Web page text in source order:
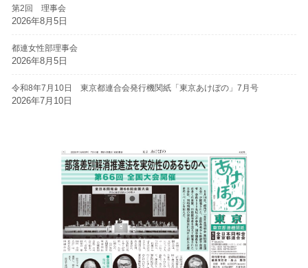
第2回 理事会
2026年8月5日
都連女性部理事会
2026年8月5日
令和8年7月10日 東京都連合会発行機関紙「東京あけぼの」7月号
2026年7月10日